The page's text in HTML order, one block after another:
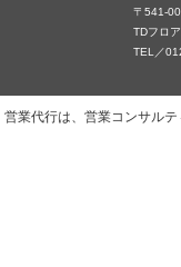
〒541-
TDフロ
TEL／
営業代行は、営業コンサル